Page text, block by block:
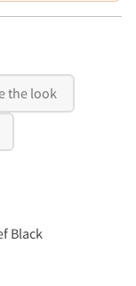
the look
Black